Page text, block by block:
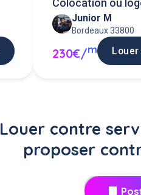
Colocation ou
serviceJunior M
Bordeaux 33800
230€/m
Louer contre
proposer